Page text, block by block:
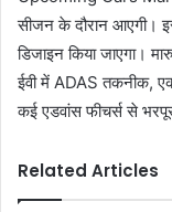
सीजन के दौरान आएगी।
डिजाइन किया जाएगा।
ईवी में ADAS तकनीक,
कई एडवांस फीचर्स से भरपूर
Related Articles